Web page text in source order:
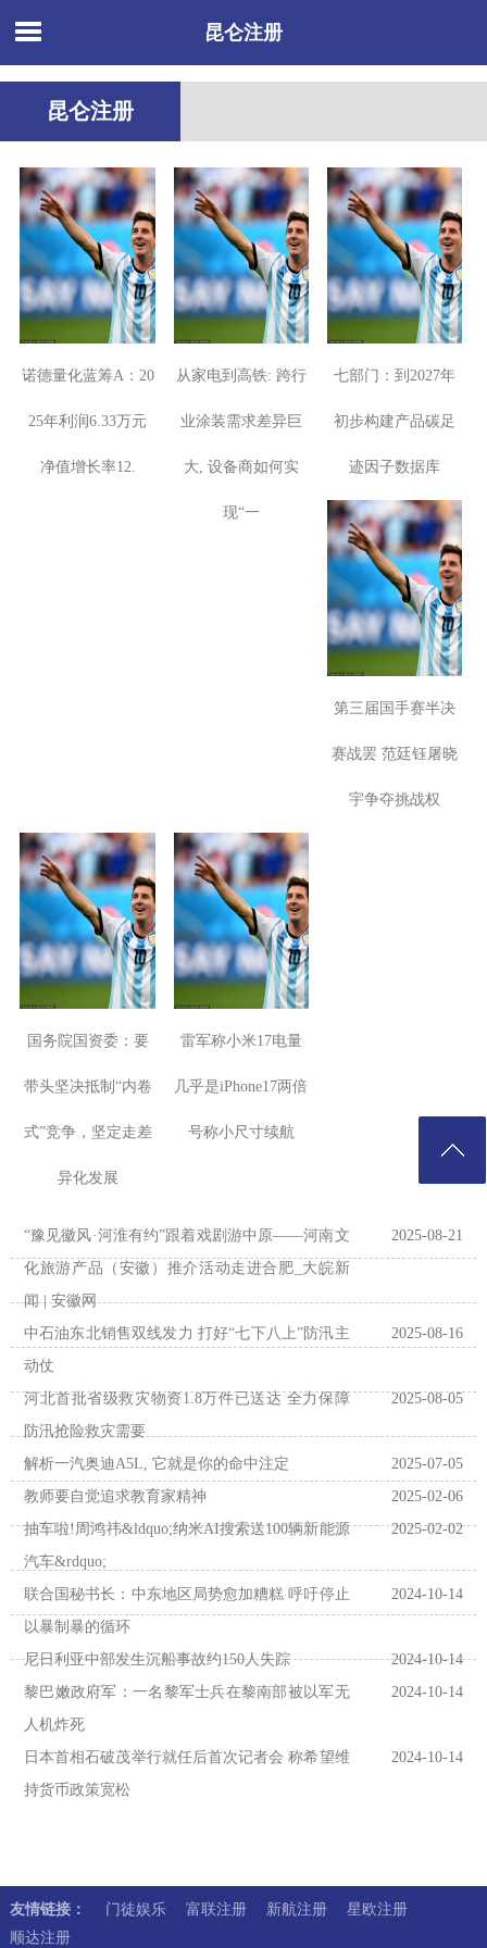
昆仑注册
昆仑注册
诺德量化蓝筹A：20
25年利润6.33万元
净值增长率12.
从家电到高铁: 跨行
业涂装需求差异巨
大, 设备商如何实
现“一
七部门：到2027年
初步构建产品碳足
迹因子数据库
第三届国手赛半决
赛战罢 范廷钰屠晓
宇争夺挑战权
国务院国资委：要
带头坚决抵制“内卷
式”竞争，坚定走差
异化发展
雷军称小米17电量
几乎是iPhone17两倍
号称小尺寸续航
“豫见徽风·河淮有约”跟着戏剧游中原——河南文
化旅游产品（安徽）推介活动走进合肥_大皖新
闻 | 安徽网
2025-08-21
中石油东北销售双线发力 打好“七下八上”防汛主
动仗
2025-08-16
河北首批省级救灾物资1.8万件已送达 全力保障
防汛抢险救灾需要
2025-08-05
解析一汽奥迪A5L, 它就是你的命中注定
2025-07-05
教师要自觉追求教育家精神
2025-02-06
抽车啦!周鸿祎&ldquo;纳米AI搜索送100辆新能源
汽车&rdquo;
2025-02-02
联合国秘书长：中东地区局势愈加糟糕 呼吁停止
以暴制暴的循环
2024-10-14
尼日利亚中部发生沉船事故约150人失踪
2024-10-14
黎巴嫩政府军：一名黎军士兵在黎南部被以军无
人机炸死
2024-10-14
日本首相石破茂举行就任后首次记者会 称希望维
持货币政策宽松
2024-10-14
友情链接： 门徒娱乐 富联注册 新航注册
星欧注册
顺达注册